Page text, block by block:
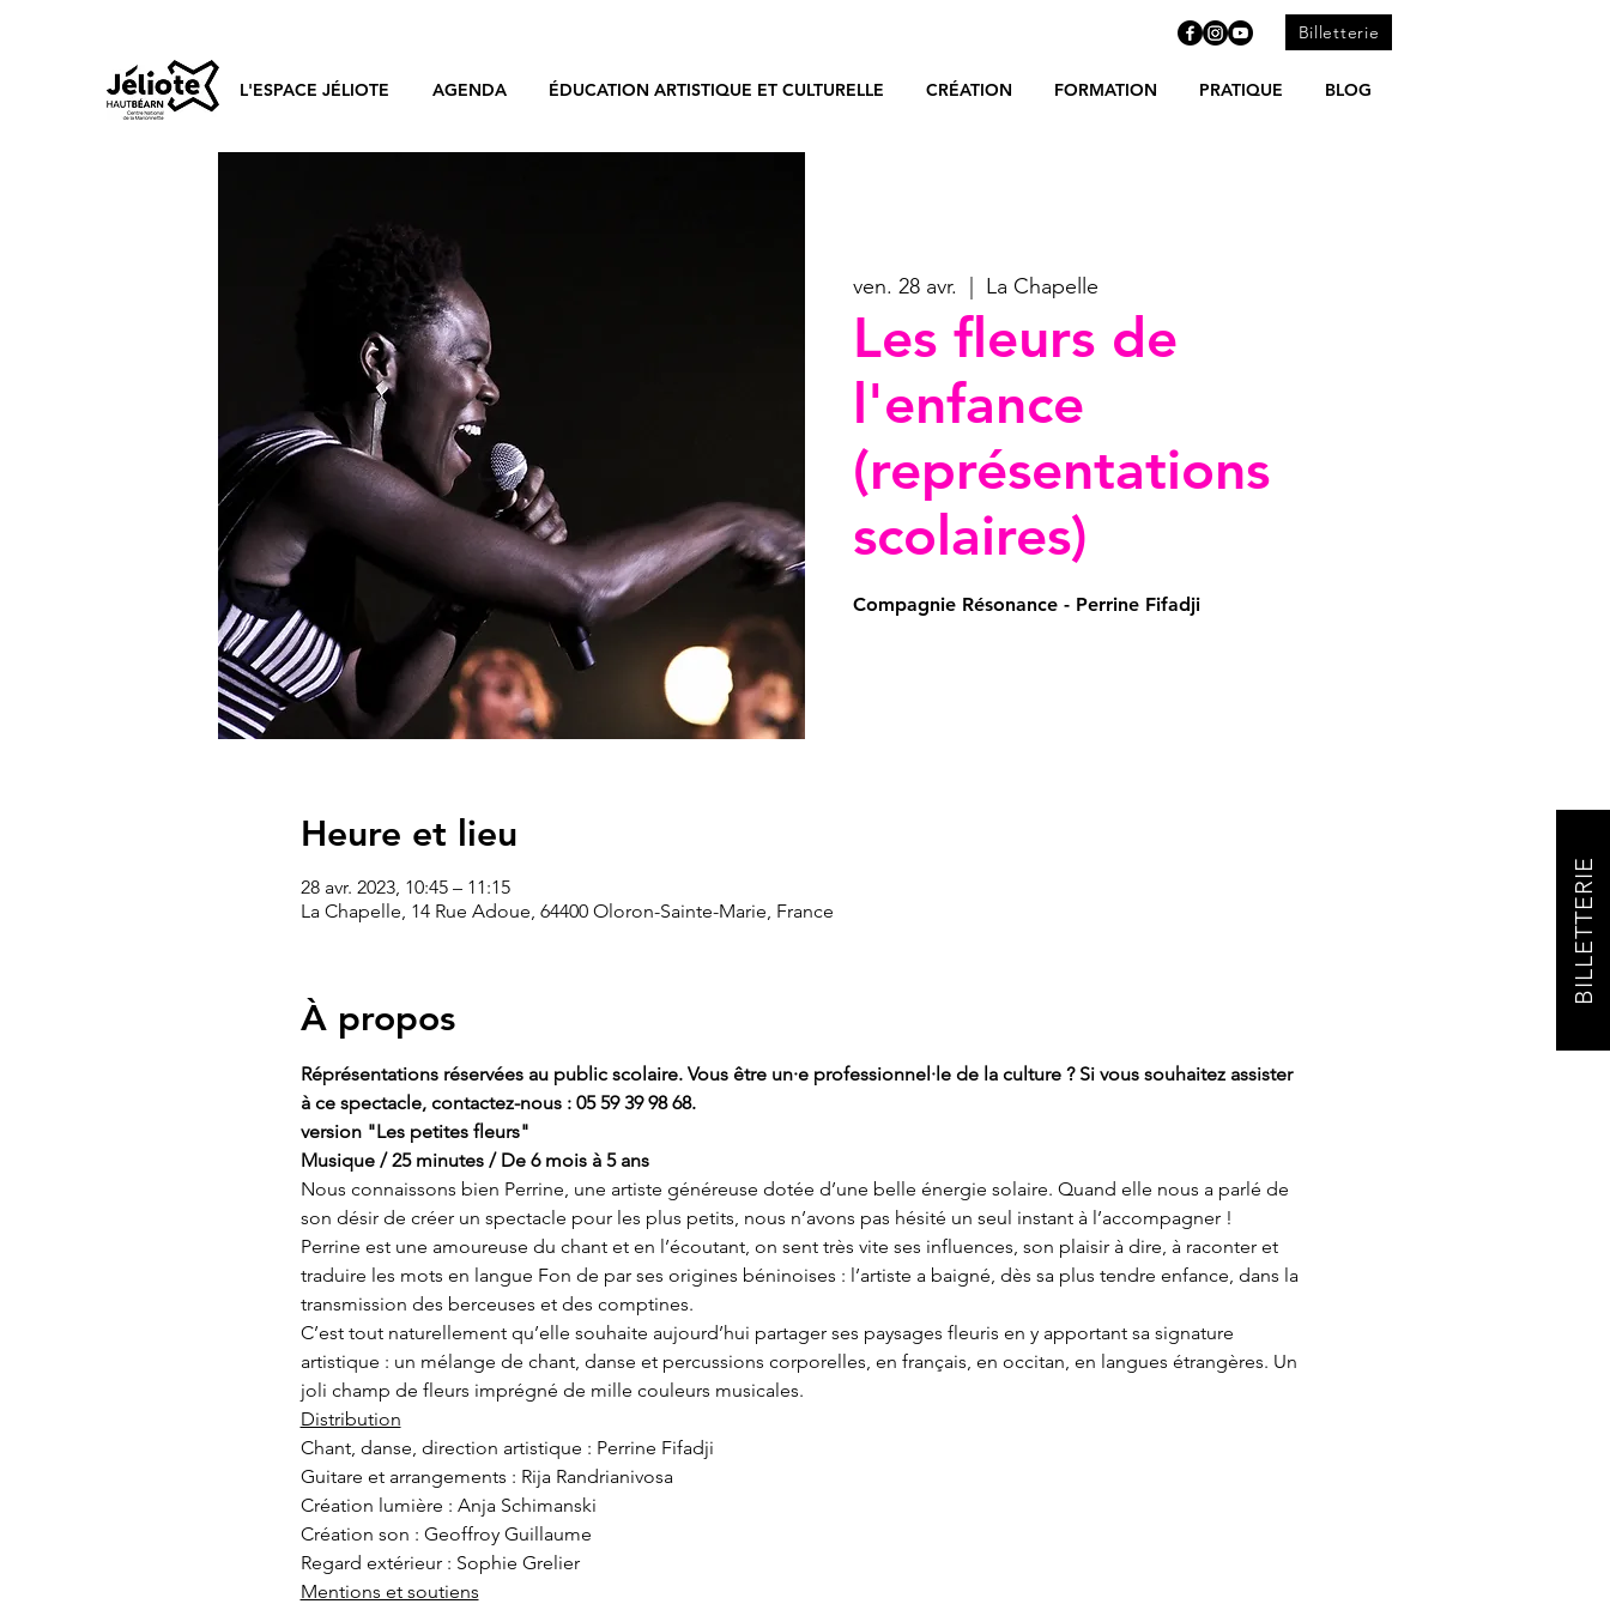
Billetterie
L'ESPACE JÉLIOTE AGENDA ÉDUCATION ARTISTIQUE ET CULTURELLE CRÉATION FORMATION PRATIQUE BLOG
BILLETTERIE
ven. 28 avr.
  |
La Chapelle
Les fleurs de
l'enfance
(représentations
scolaires)
Compagnie Résonance - Perrine Fifadji
Heure et lieu
28 avr. 2023, 10:45 – 11:15
La Chapelle, 14 Rue Adoue, 64400 Oloron-Sainte-Marie, France
À propos
Réprésentations réservées au public scolaire. Vous être un·e professionnel·le de la culture ? Si vous souhaitez assister
à ce spectacle, contactez-nous : 05 59 39 98 68.
version "Les petites fleurs"
Musique / 25 minutes / De 6 mois à 5 ans
Nous connaissons bien Perrine, une artiste généreuse dotée d’une belle énergie solaire. Quand elle nous a parlé de
son désir de créer un spectacle pour les plus petits, nous n’avons pas hésité un seul instant à l’accompagner !
Perrine est une amoureuse du chant et en l’écoutant, on sent très vite ses influences, son plaisir à dire, à raconter et
traduire les mots en langue Fon de par ses origines béninoises : l’artiste a baigné, dès sa plus tendre enfance, dans la
transmission des berceuses et des comptines.
C’est tout naturellement qu’elle souhaite aujourd’hui partager ses paysages fleuris en y apportant sa signature
artistique : un mélange de chant, danse et percussions corporelles, en français, en occitan, en langues étrangères. Un
joli champ de fleurs imprégné de mille couleurs musicales.
Distribution
Chant, danse, direction artistique : Perrine Fifadji
Guitare et arrangements : Rija Randrianivosa
Création lumière : Anja Schimanski
Création son : Geoffroy Guillaume
Regard extérieur : Sophie Grelier
Mentions et soutiens